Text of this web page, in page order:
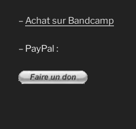
–Achat sur Bandcamp
– PayPal :